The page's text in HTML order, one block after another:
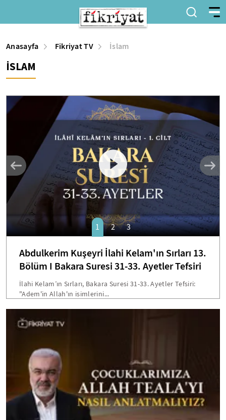
Anasayfa Fikriyat TV İslam
İSLAM
desktop
Abdulkerim Kuşeyri İlahi Kelam'ın Sırları 13.
Bölüm I Bakara Suresi 31-33. Ayetler Tefsiri
İlahi Kelam’ın Sırları, Bakara Suresi 31-33. Ayetler Tefsiri:
"Adem'in Allah'ın isimlerini...
1 2 3